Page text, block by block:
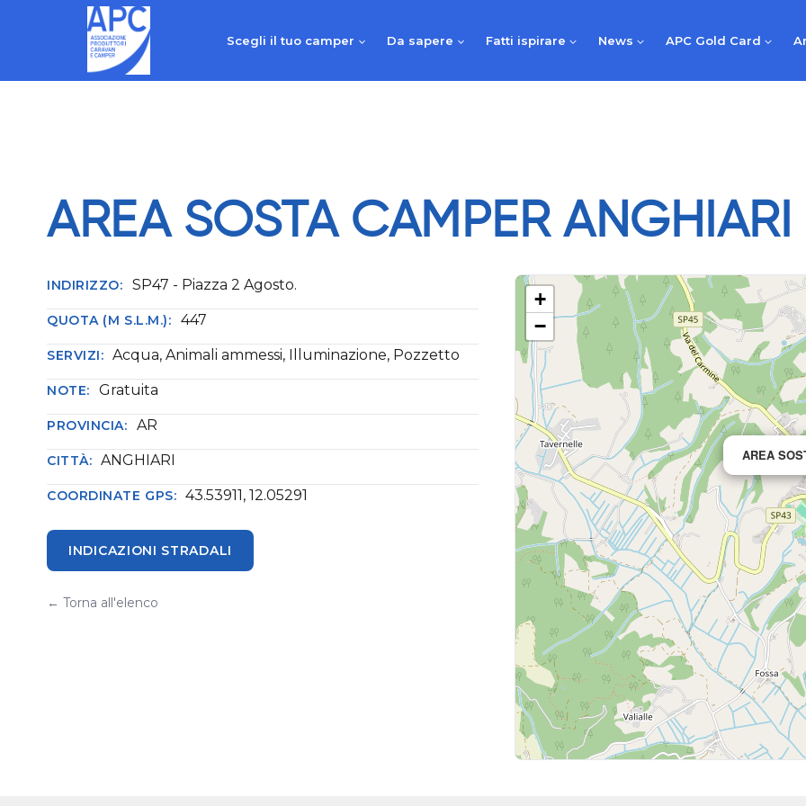
Scegli il tuo camper Da sapere Fatti ispirare News APC Gold Card
AREA SOSTA CAMPER ANGHIARI
INDIRIZZO: SP47 - Piazza 2 Agosto.
QUOTA (M S.L.M.): 447
SERVIZI: Acqua, Animali ammessi, Illuminazione, Pozzetto
NOTE: Gratuita
PROVINCIA: AR
CITTÀ: ANGHIARI
COORDINATE GPS: 43.53911, 12.05291
INDICAZIONI STRADALI
← Torna all'elenco
AREA
+
−